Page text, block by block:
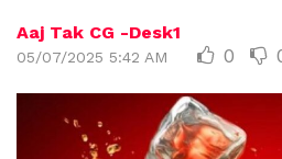
Aaj Tak CG -Desk1
05/07/2025 5:42 AM 0